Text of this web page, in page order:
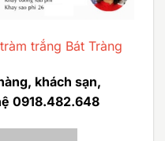
trắng Bát Tràng
khách sạn,
0918.482.648